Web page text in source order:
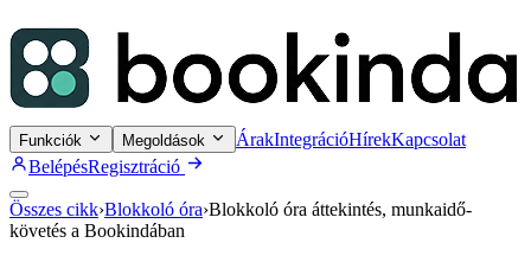
Funkciók Megoldások ÁrakIntegrációHírekKapcsolat
BelépésRegisztráció
Összes cikk›Blokkoló óra›Blokkoló óra áttekintés, munkaidő-
követés a Bookindában